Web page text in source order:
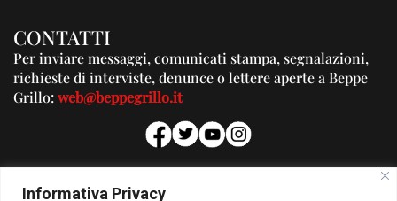
Informativa Privacy
CONTATTI
Per inviare messaggi, comunicati stampa, segnalazioni,
richieste di interviste, denunce o lettere aperte a Beppe
Grillo:web@beppegrillo.it
PUBBLICITA'